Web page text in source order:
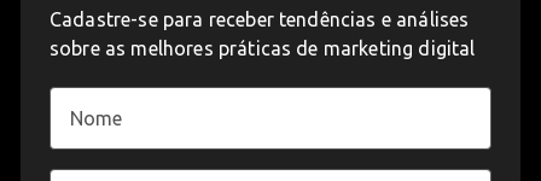
Cadastre-se para receber tendências e análises
sobre as melhores práticas de marketing digital